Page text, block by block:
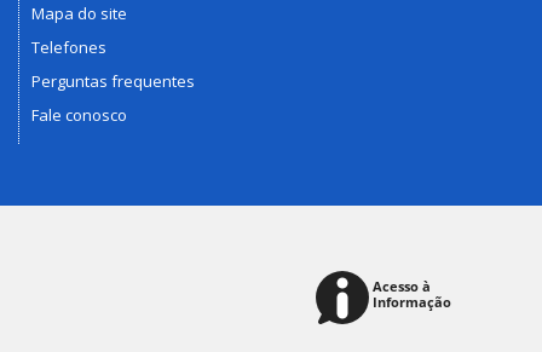
Mapa do site
Telefones
Perguntas frequentes
Fale conosco